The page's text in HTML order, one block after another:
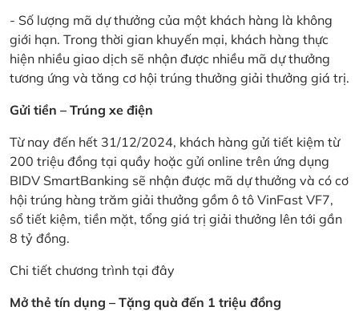
- Số lượng mã dự thưởng của một khách hàng là không
giới hạn. Trong thời gian khuyến mại, khách hàng thực
hiện nhiều giao dịch sẽ nhận được nhiều mã dự thưởng
tương ứng và tăng cơ hội trúng thưởng giải thưởng giá trị.
Gửi tiền – Trúng xe điện
Từ nay đến hết 31/12/2024, khách hàng gửi tiết kiệm từ
200 triệu đồng tại quầy hoặc gửi online trên ứng dụng
BIDV SmartBanking sẽ nhận được mã dự thưởng và có cơ
hội trúng hàng trăm giải thưởng gồm ô tô VinFast VF7,
sổ tiết kiệm, tiền mặt, tổng giá trị giải thưởng lên tới gần
8 tỷ đồng.
Chi tiết chương trình tại đây
Mở thẻ tín dụng – Tặng quà đến 1 triệu đồng